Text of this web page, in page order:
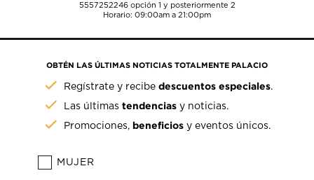
5557252246opción 1 y posteriormente 2
Horario: 09:00am a 21:00pm
OBTÉN LAS ÚLTIMAS NOTICIAS TOTALMENTE PALACIO
Regístrate y recibedescuentos especiales.
Las últimastendencias y noticias.
Promociones, beneficios y eventos únicos.
MUJER